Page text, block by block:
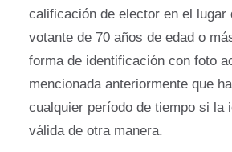
calificación de elector en el lugar
votante de 70 años de edad o
forma de identificación con foto
mencionada anteriormente que
cualquier período de tiempo si la
válida de otra manera.